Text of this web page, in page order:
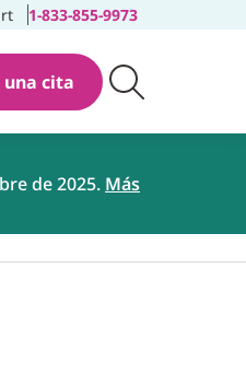
1-833-855-9973
una cita
de 2025. Más